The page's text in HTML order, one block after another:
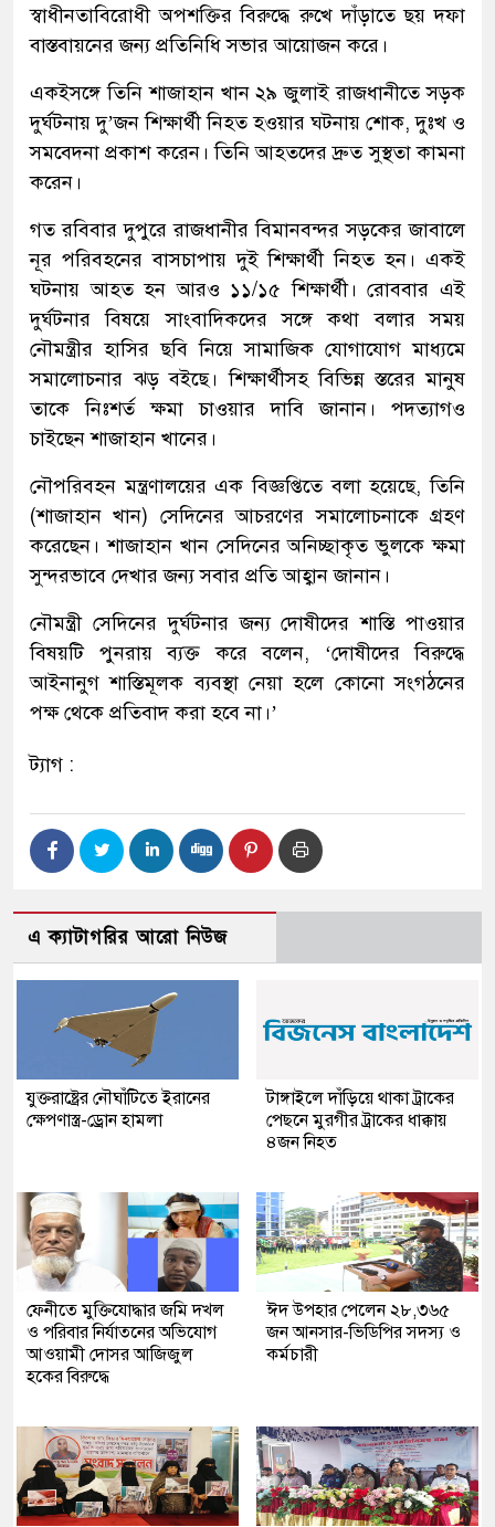
স্বাধীনতাবিরোধী অপশক্তির বিরুদ্ধে রুখে দাঁড়াতে ছয় দফা
বাস্তবায়নের জন্য প্রতিনিধি সভার আয়োজন করে।
একইসঙ্গে তিনি শাজাহান খান ২৯ জুলাই রাজধানীতে সড়ক
দুর্ঘটনায় দু’জন শিক্ষার্থী নিহত হওয়ার ঘটনায় শোক, দুঃখ ও
সমবেদনা প্রকাশ করেন। তিনি আহতদের দ্রুত সুস্থতা কামনা
করেন।
গত রবিবার দুপুরে রাজধানীর বিমানবন্দর সড়কের জাবালে
নূর পরিবহনের বাসচাপায় দুই শিক্ষার্থী নিহত হন। একই
ঘটনায় আহত হন আরও ১১/১৫ শিক্ষার্থী। রোববার এই
দুর্ঘটনার বিষয়ে সাংবাদিকদের সঙ্গে কথা বলার সময়
নৌমন্ত্রীর হাসির ছবি নিয়ে সামাজিক যোগাযোগ মাধ্যমে
সমালোচনার ঝড় বইছে। শিক্ষার্থীসহ বিভিন্ন স্তরের মানুষ
তাকে নিঃশর্ত ক্ষমা চাওয়ার দাবি জানান। পদত্যাগও
চাইছেন শাজাহান খানের।
নৌপরিবহন মন্ত্রণালয়ের এক বিজ্ঞপ্তিতে বলা হয়েছে, তিনি
(শাজাহান খান) সেদিনের আচরণের সমালোচনাকে গ্রহণ
করেছেন। শাজাহান খান সেদিনের অনিচ্ছাকৃত ভুলকে ক্ষমা
সুন্দরভাবে দেখার জন্য সবার প্রতি আহ্বান জানান।
নৌমন্ত্রী সেদিনের দুর্ঘটনার জন্য দোষীদের শাস্তি পাওয়ার
বিষয়টি পুনরায় ব্যক্ত করে বলেন, ‘দোষীদের বিরুদ্ধে
আইনানুগ শাস্তিমূলক ব্যবস্থা নেয়া হলে কোনো সংগঠনের
পক্ষ থেকে প্রতিবাদ করা হবে না।’
ট্যাগ :
এ ক্যাটাগরির আরো নিউজ
যুক্তরাষ্ট্রের নৌঘাঁটিতে ইরানের
ক্ষেপণাস্ত্র-ড্রোন হামলা
টাঙ্গাইলে দাঁড়িয়ে থাকা ট্রাকের
পেছনে মুরগীর ট্রাকের ধাক্কায়
৪জন নিহত
ফেনীতে মুক্তিযোদ্ধার জমি দখল
ও পরিবার নির্যাতনের অভিযোগ
আওয়ামী দোসর আজিজুল
হকের বিরুদ্ধে
ঈদ উপহার পেলেন ২৮,৩৬৫
জন আনসার-ভিডিপির সদস্য ও
কর্মচারী